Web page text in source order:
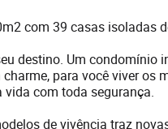
com 39 casas isoladas
destino. Um condomínio
para você viver os
vida com toda segurança.
de vivência traz